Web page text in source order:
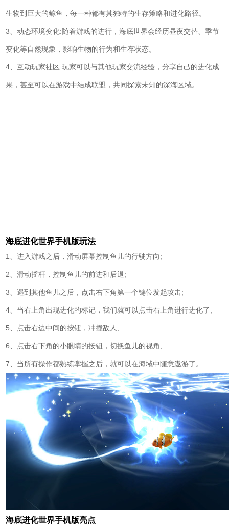
生物到巨大的鲸鱼，每一种都有其独特的生存策略和进化路径。
3、动态环境变化:随着游戏的进行，海底世界会经历昼夜交替、季节
变化等自然现象，影响生物的行为和生存状态。
4、互动玩家社区:玩家可以与其他玩家交流经验，分享自己的进化成
果，甚至可以在游戏中结成联盟，共同探索未知的深海区域。
海底进化世界手机版玩法
1、进入游戏之后，滑动屏幕控制鱼儿的行驶方向;
2、滑动摇杆，控制鱼儿的前进和后退;
3、遇到其他鱼儿之后，点击右下角第一个键位发起攻击;
4、当右上角出现进化的标记，我们就可以点击右上角进行进化了;
5、点击右边中间的按钮，冲撞敌人;
6、点击右下角的小眼睛的按钮，切换鱼儿的视角;
7、当所有操作都熟练掌握之后，就可以在海域中随意遨游了。
海底进化世界手机版亮点